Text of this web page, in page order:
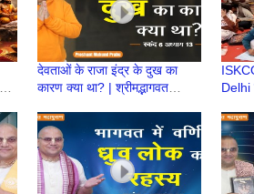
देवताओं के राजा इंद्र के दुख का
कारण क्या था? | श्रीमद्भागवत
Delhi